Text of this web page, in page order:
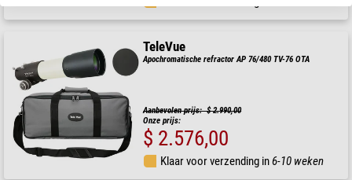
TeleVue
Apochromatische refractor AP 76/480 TV-76 OTA
Aanbevolen prijs: $ 2.990,00
Onze prijs:
$ 2.576,00
Klaar voor verzending in6-10 weken